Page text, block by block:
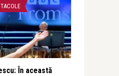
În această